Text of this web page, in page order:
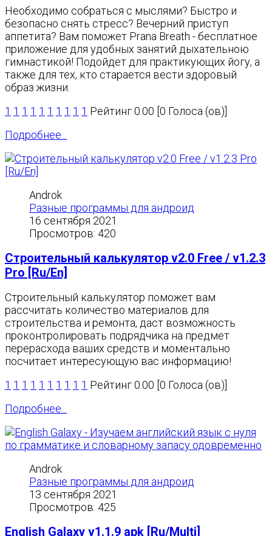
Необходимо собраться с мыслями? Быстро и
безопасно снять стресс? Вечерний приступ
аппетита? Вам поможет Prana Breath - бесплатное
приложение для удобных занятий дыхательною
гимнастикой! Подойдет для практикующих йогу, а
также для тех, кто старается вести здоровый
образ жизни.
1 1 1 1 1 1 1 1 1 1 Рейтинг 0.00 [0 Голоса (ов)]
Подробнее...
Androk
Разные программы для андроид
16 сентября 2021
Просмотров: 420
Строительный калькулятор v2.0 Free / v1.2.3
Pro [Ru/En]
Строительный калькулятор поможет вам
рассчитать количество материалов для
строительства и ремонта, даст возможность
проконтролировать подрядчика на предмет
перерасхода ваших средств и моментально
посчитает интересующую вас информацию!
1 1 1 1 1 1 1 1 1 1 Рейтинг 0.00 [0 Голоса (ов)]
Подробнее...
Androk
Разные программы для андроид
13 сентября 2021
Просмотров: 425
English Galaxy v1.1.9 apk [Ru/Multi]